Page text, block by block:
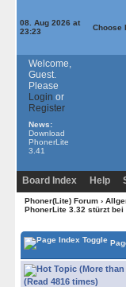
08. Aug 2026 at
23:23
Choose
Welcome,
Guest.
Please
Login or
Register
News:
Download
PhonerLite
3.41
Board Index Help
Phoner(Lite) Forum›
PhonerLite 3.32 stürzt
(Read 4816 times)